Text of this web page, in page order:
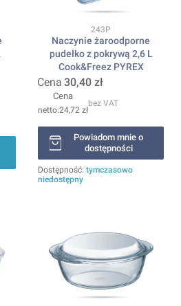
Kod produktu
243P
Naczynie żaroodporne
pudełko z pokrywą 2,6 L
Cook&Freez PYREX
Cena 30,40 zł
Cena
24,72 zł
bez VAT
Powiadom mnie o
dostępności
Dostępność: tymczasowo
niedostępny